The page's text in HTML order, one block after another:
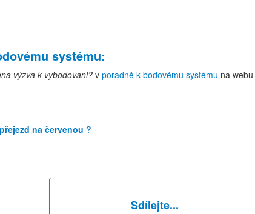
systému:
výzva k vybodovani? v poradně k bodovému systému na webu
na červenou ?
Sdílejte...